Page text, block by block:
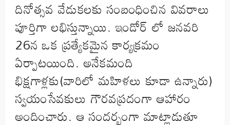
దినోత్సవ వేడుకలకు సంబంధించిన వివరాలు
పూర్తిగా లభిస్తున్నాయి. ఇండోర్ లో జనవరి
26న ఒక ప్రత్యేకమైన కార్యక్రమం
ఏర్పాటయింది. అనేకమంది
భిక్షగాళ్లకు(వారిలో మహిళలు కూడా ఉన్నారు)
స్వయంసేవకులు గౌరవప్రదంగా ఆహారం
అందించారు. ఆ సందర్భంగా మాట్లాడుతూ